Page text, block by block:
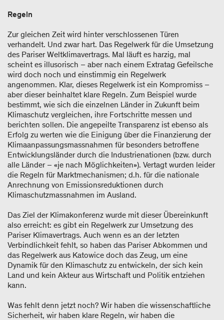
Regeln
Zur gleichen Zeit wird hinter verschlossenen Türen
verhandelt. Und zwar hart. Das Regelwerk für die Umsetzung
des Pariser Weltklimavertrags. Mal läuft es harzig, mal
scheint es illusorisch – aber nach einem Extratag Gefeilsche
wird doch noch und einstimmig ein Regelwerk
angenommen. Klar, dieses Regelwerk ist ein Kompromiss –
aber dieser beinhaltet klare Regeln. Zum Beispiel wurde
bestimmt, wie sich die einzelnen Länder in Zukunft beim
Klimaschutz vergleichen, ihre Fortschritte messen und
berichten sollen. Die angepeilte Transparenz ist ebenso als
Erfolg zu werten wie die Einigung über die Finanzierung der
Klimaanpassungsmassnahmen für besonders betroffene
Entwicklungsländer durch die Industrienationen (bzw. durch
alle Länder – «je nach Möglichkeiten»). Vertagt wurden leider
die Regeln für Marktmechanismen; d.h. für die nationale
Anrechnung von Emissionsreduktionen durch
Klimaschutzmassnahmen im Ausland.
Das Ziel der Klimakonferenz wurde mit dieser Übereinkunft
also erreicht: es gibt ein Regelwerk zur Umsetzung des
Pariser Klimavertrags. Auch wenn es an der letzten
Verbindlichkeit fehlt, so haben das Pariser Abkommen und
das Regelwerk aus Katowice doch das Zeug, um eine
Dynamik für den Klimaschutz zu entwickeln, der sich kein
Land und kein Akteur aus Wirtschaft und Politik entziehen
kann.
Was fehlt denn jetzt noch? Wir haben die wissenschaftliche
Sicherheit, wir haben klare Regeln, wir haben die